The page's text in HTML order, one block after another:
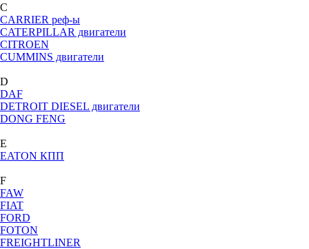
C
CARRIER реф-ы
CATERPILLAR двигатели
CITROEN
CUMMINS двигатели
D
DAF
DETROIT DIESEL двигатели
DONG FENG
E
EATON КПП
F
FAW
FIAT
FORD
FOTON
FREIGHTLINER